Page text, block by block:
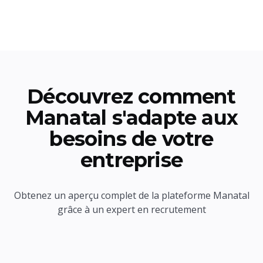
Découvrez comment
Manatal s'adapte aux
besoins de votre
entreprise
Obtenez un aperçu complet de la plateforme Manatal
grâce à un expert en recrutement